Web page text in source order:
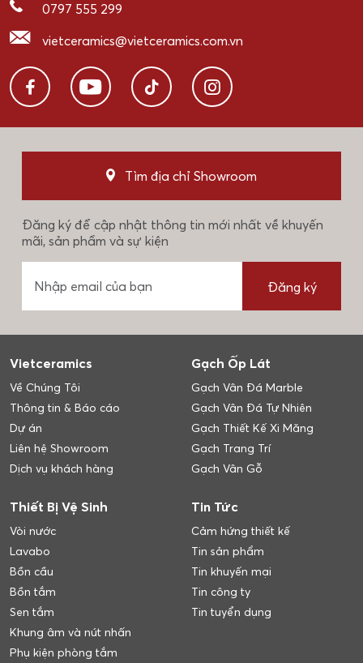
0797 555 299
vietceramics@vietceramics.com.vn
Tìm địa chỉ Showroom
Đăng ký để cập nhật thông tin mới nhất về khuyến
mãi, sản phẩm và sự kiện
Đăng ký
Vietceramics
Về Chúng Tôi
Thông tin & Báo cáo
Dự án
Liên hệ Showroom
Dịch vụ khách hàng
Gạch Ốp Lát
Gạch Vân Đá Marble
Gạch Vân Đá Tự Nhiên
Gạch Thiết Kế Xi Măng
Gạch Trang Trí
Gạch Vân Gỗ
Thiết Bị Vệ Sinh
Vòi nước
Lavabo
Bồn cầu
Bồn tắm
Sen tắm
Khung âm và nút nhấn
Phụ kiện phòng tắm
Tin Tức
Cảm hứng thiết kế
Tin sản phẩm
Tin khuyến mại
Tin công ty
Tin tuyển dụng